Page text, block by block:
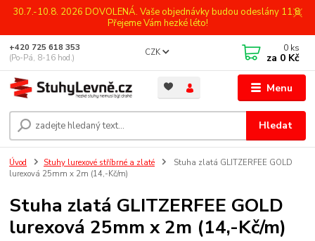
30.7.-10.8. 2026 DOVOLENÁ. Vaše objednávky budou odeslány 11.8.
Přejeme Vám hezké léto!
Menu
CZK
Hledat
+420 725 618 353
(Po-Pá, 8-16 hod.)
0 ks
za 0 Kč
Úvod Stuhy lurexové stříbrné a zlaté
Stuha zlatá GLITZERFEE GOLD
lurexová 25mm x 2m (14,-Kč/m)
Stuha zlatá GLITZERFEE GOLD
lurexová 25mm x 2m (14,-Kč/m)